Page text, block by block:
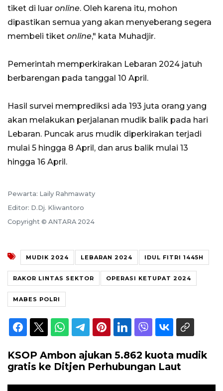
tiket di luar online. Oleh karena itu, mohon
dipastikan semua yang akan menyeberang segera
membeli tiket online," kata Muhadjir.
Pemerintah memperkirakan Lebaran 2024 jatuh
berbarengan pada tanggal 10 April.
Hasil survei memprediksi ada 193 juta orang yang
akan melakukan perjalanan mudik balik pada hari
Lebaran. Puncak arus mudik diperkirakan terjadi
mulai 5 hingga 8 April, dan arus balik mulai 13
hingga 16 April.
Pewarta: Laily Rahmawaty
Editor: D.Dj. Kliwantoro
Copyright © ANTARA 2024
MUDIK 2024 LEBARAN 2024 IDUL FITRI 1445H
RAKOR LINTAS SEKTOR OPERASI KETUPAT 2024
MABES POLRI
KSOP Ambon ajukan 5.862 kuota mudik
gratis ke Ditjen Perhubungan Laut